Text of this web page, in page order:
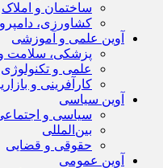
ساختمان و املاک
کشاورزی،
آوین علمی و آموزشی
پزشکی، سلامت و
علمی و تکنولوژی
کارآفرینی و
آوین سیاسی
سیاسی و
بین‌المللی
حقوقی و قضایی
آوین عمومی